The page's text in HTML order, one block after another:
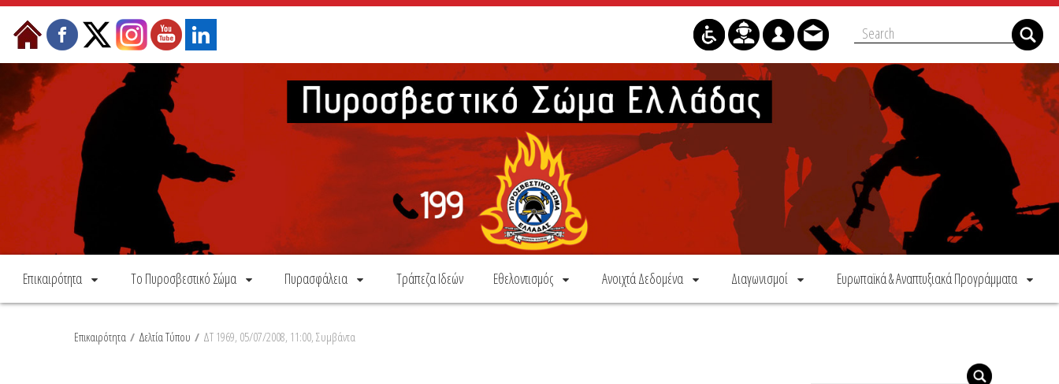
Skip to Content
Επικαιρότητα Το Πυροσβεστικό Σώμα Πυρασφάλεια Τράπεζα Ιδεών Εθελοντισμός Ανοιχτά Δεδομένα Διαγωνισμοί Ευρωπαϊκά & Αναπτυξιακά Προγράμματα
Επικαιρότητα / Δελτία Τύπου / ΔΤ 1969, 05/07/2008, 11:00, Συμβάντα